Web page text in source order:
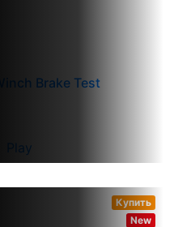
Winch Brake Test
Play
Купить
New